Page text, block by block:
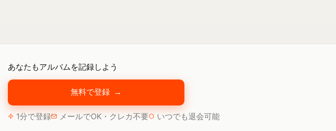
あなたもアルバムを記録しよう
無料で登録 →
1分で登録 メールでOK・クレカ不要 いつでも退会可能